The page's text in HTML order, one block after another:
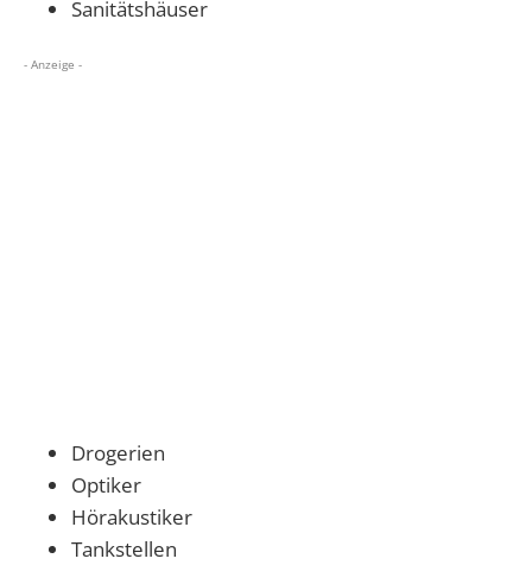
Sanitätshäuser
- Anzeige -
Drogerien
Optiker
Hörakustiker
Tankstellen